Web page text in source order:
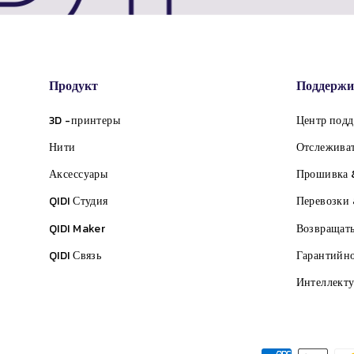
Продукт
3D -принтеры
Нити
Аксессуары
QIDIСтудия
QIDI Maker
QIDIСвязь
Центр
Прошивка
Перевозки